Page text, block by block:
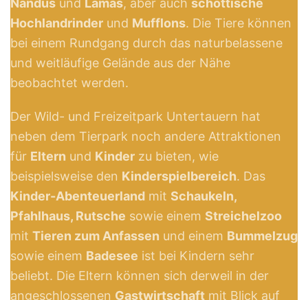
Hochlandrinder und Mufflons. Die Tiere können
bei einem Rundgang durch das naturbelassene
und weitläufige Gelände aus der Nähe
beobachtet werden.
Der Wild- und Freizeitpark Untertauern hat
neben dem Tierpark noch andere Attraktionen
für Eltern und Kinder zu bieten, wie
beispielsweise den Kinderspielbereich. Das
Kinder-Abenteuerland mit Schaukeln,
Pfahlhaus, Rutsche sowie einem Streichelzoo
mit Tieren zum Anfassen und einem Bummelzug
sowie einem Badesee ist bei Kindern sehr
beliebt. Die Eltern können sich derweil in der
angeschlossenen Gastwirtschaft mit Blick auf